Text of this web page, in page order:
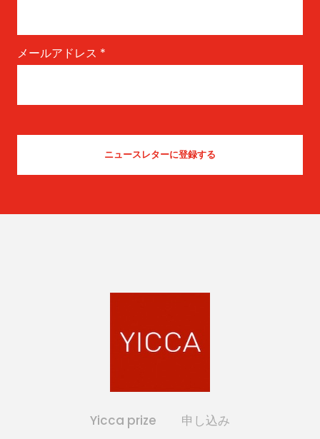
メールアドレス *
Yicca prize 申し込み